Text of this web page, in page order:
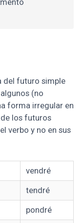
del futuro simple
(no
forma irregular en
los futuros
verbo y no en sus
vendré
tendré
pondré